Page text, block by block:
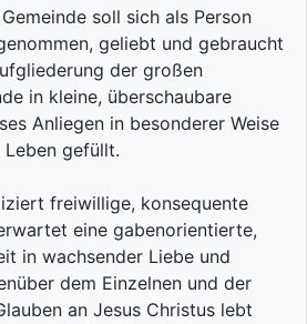
soll sich als Person
geliebt und gebraucht
der großen
in kleine, überschaubare
Anliegen in besonderer Weise
gefüllt.
freiwillige, konsequente
eine gabenorientierte,
in wachsender Liebe und
dem Einzelnen und der
an Jesus Christus lebt